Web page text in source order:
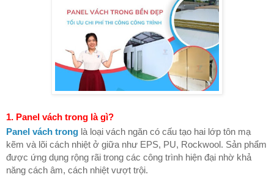
1. Panel vách trong là gì?
Panel vách trong là loại vách ngăn có cấu tạo hai lớp tôn mạ
kẽm và lõi cách nhiệt ở giữa như EPS, PU, Rockwool. Sản phẩm
được ứng dụng rộng rãi trong các công trình hiện đại nhờ khả
năng cách âm, cách nhiệt vượt trội.